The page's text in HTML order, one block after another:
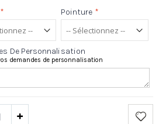
* Pointure *
De Personnalisation
demandes de personnalisation